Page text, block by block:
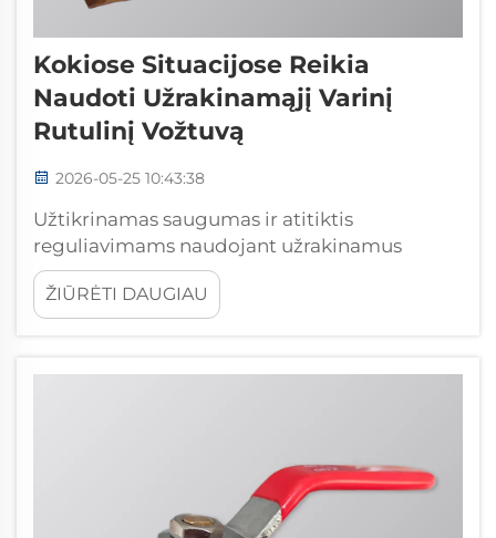
Kokiose Situacijose Reikia
Naudoti Užrakinamąjį Varinį
Rutulinį Vožtuvą
2026-05-25 10:43:38
Užtikrinamas saugumas ir atitiktis
reguliavimams naudojant užrakinamus
varinius rutulinius voztuvus. OSHA
užrakinimo–žymėjimo (LOTO) reikalavimai
techninėje priežiūroje ir aukšto rizikos
voztuvai yra būtini, kad būtų laikomasi OSHA
ŽIŪRĖTI DAUGIAU